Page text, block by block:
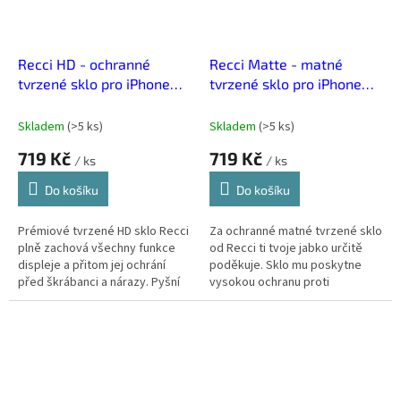
Recci HD - ochranné
tvrzené sklo pro iPhone
Skladem (>5 ks)
719 Kč / ks
Do košíku
Prémiové tvrzené HD sklo Recci
plně zachová všechny funkce
displeje a přitom jej ochrání
před škrábanci a nárazy. Pyšní
se jak odolností, tak kvalitou -
Recci Matte - matné
tvrzené sklo pro iPhone
Skladem (>5 ks)
719 Kč / ks
Do košíku
Za ochranné matné tvrzené sklo
od Recci ti tvoje jabko určitě
poděkuje. Sklo mu poskytne
vysokou ochranu proti
poškrábání a prasknutí displeje.